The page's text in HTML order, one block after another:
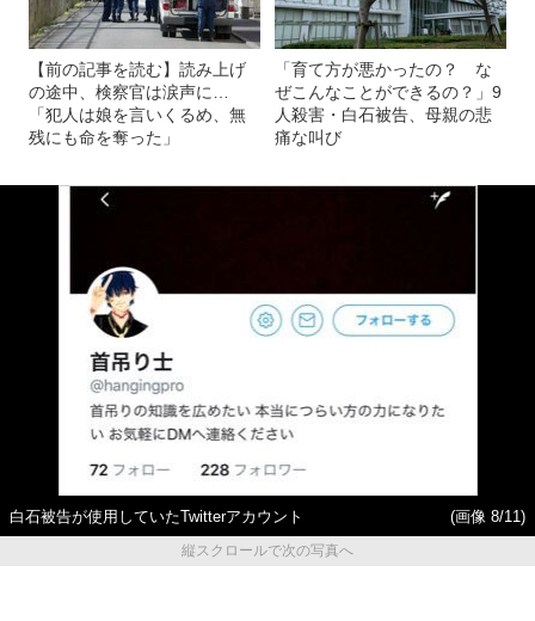
【前の記事を読む】読み上げ
の途中、検察官は涙声に…
「犯人は娘を言いくるめ、無
残にも命を奪った」
「育て方が悪かったの？ な
ぜこんなことができるの？」9
人殺害・白石被告、母親の悲
痛な叫び
白石被告が使用していたTwitterアカウント
(画像 8/11)
縦スクロールで次の写真へ